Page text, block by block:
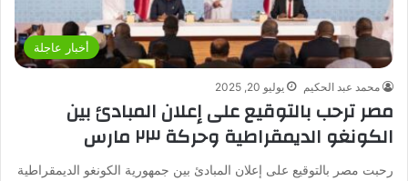
أخبار عاجلة
محمد عبد الحكيم يوليو 20, 2025
مصر ترحب بالتوقيع على إعلان المبادئ بين
الكونغو الديمقراطية وحركة ٢٣ مارس
رحبت مصر بالتوقيع على إعلان المبادئ بين جمهورية الكونغو الديمقراطية